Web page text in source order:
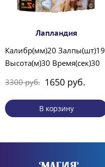
Лапландия
Калибр(мм)20 Залпы(шт)19
Высота(м)30 Время(сек)30
3300 руб. 1650 руб.
В корзину